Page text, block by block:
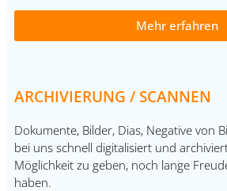
Mehr erfahren
ARCHIVIERUNG / SCANNEN
Dokumente, Bilder, Dias, Negative von
bei uns schnell digitalisiert und
Möglichkeit zu geben, noch lange
haben.